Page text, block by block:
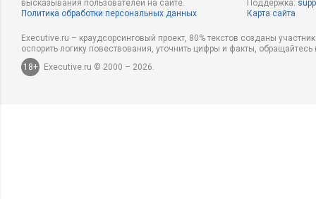
высказывания пользователей на сайте.
Политика обработки персональных данных
Поддержка:
Карта сайта
Executive.ru – краудсорсинговый проект, 80% текстов созданы
оспорить логику повествования, уточнить цифры и факты,
18+
Executive.ru © 2000 – 2026.